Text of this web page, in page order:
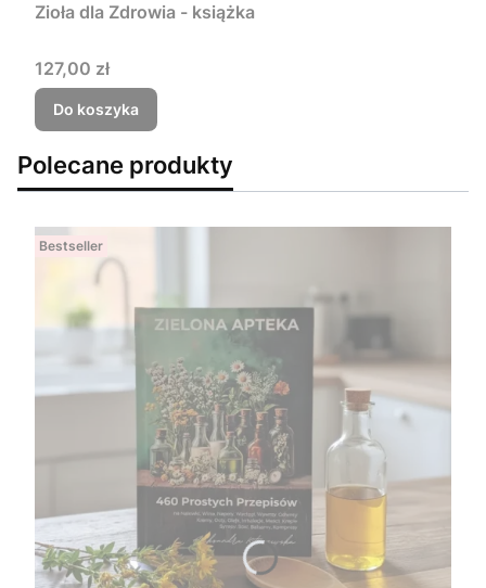
Zioła dla Zdrowia - książka
Cena
127,00 zł
Do koszyka
Polecane produkty
Bestseller